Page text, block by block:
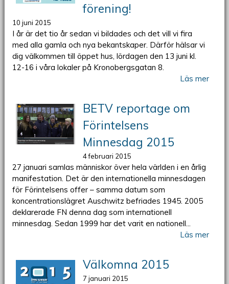
förening!
10 juni 2015
I år är det tio år sedan vi bildades och det vill vi fira
med alla gamla och nya bekantskaper. Därför hälsar vi
dig välkommen till öppet hus, lördagen den 13 juni kl.
12-16 i våra lokaler på Kronobergsgatan 8.
Läs mer
BETV reportage om
Förintelsens
Minnesdag 2015
4 februari 2015
27 januari samlas människor över hela världen i en årlig
manifestation. Det är den internationella minnesdagen
för Förintelsens offer – samma datum som
koncentrationslägret Auschwitz befriades 1945. 2005
deklarerade FN denna dag som internationell
minnesdag. Sedan 1999 har det varit en nationell...
Läs mer
Välkomna 2015
7 januari 2015